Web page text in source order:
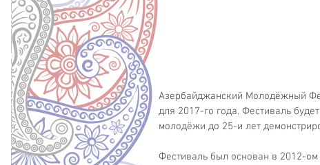
Азербайджанский Молодёжный
для 2017-го года. Фестиваль
молодёжи до 25-и лет
Фестиваль был основан в 2012-